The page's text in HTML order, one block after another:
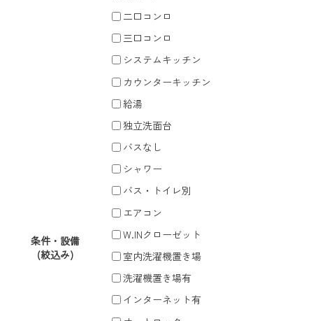
条件・設備
(絞込み)
二口コンロ
三口コンロ
システムキッチン
カウンターキッチン
給湯
独立洗面台
バスなし
シャワー
バス・トイレ別
エアコン
W.INクローゼット
室内洗濯機置き場
洗濯機置き場有
インターネット有